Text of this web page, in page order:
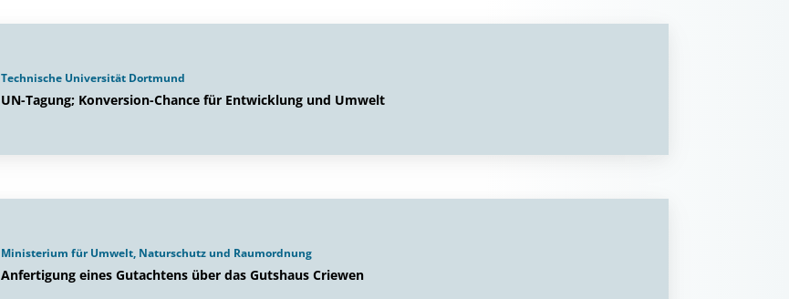
Technische Universität Dortmund
UN-Tagung; Konversion-Chance für Entwicklung und Umwelt
Ministerium für Umwelt, Naturschutz und Raumordnung
Anfertigung eines Gutachtens über das Gutshaus Criewen